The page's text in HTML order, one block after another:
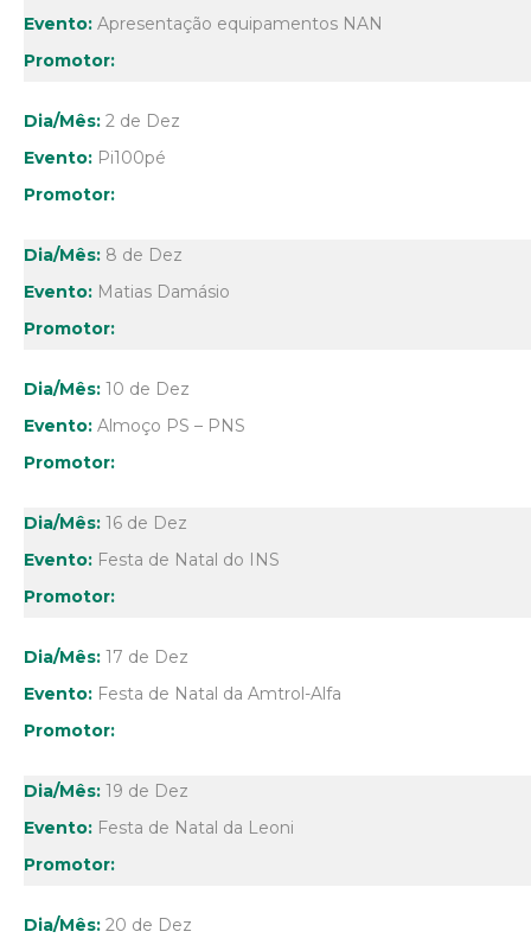
Apresentação equipamentos NAN
2 de Dez
Pi100pé
8 de Dez
Matias Damásio
10 de Dez
Almoço PS – PNS
16 de Dez
Festa de Natal do INS
17 de Dez
Festa de Natal da Amtrol-Alfa
19 de Dez
Festa de Natal da Leoni
20 de Dez